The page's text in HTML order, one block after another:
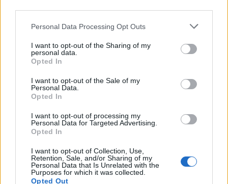
Personal Data Processing Opt Outs
I want to opt-out of the Sharing of my
personal data.
Opted In
I want to opt-out of the Sale of my
Personal Data.
Opted In
I want to opt-out of processing my
Personal Data for Targeted Advertising.
Opted In
I want to opt-out of Collection, Use,
Retention, Sale, and/or Sharing of my
Personal Data that Is Unrelated with the
Purposes for which it was collected.
Opted Out
SPETTACOLI
SCIENZA E TECH
Libero ShoppingContattiPubblicitàCookie policy